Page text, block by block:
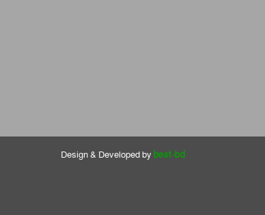
Design & Developed by best-bd